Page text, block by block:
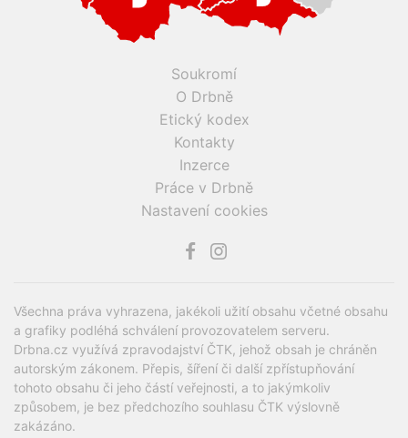
Soukromí
O Drbně
Etický kodex
Kontakty
Inzerce
Práce v Drbně
Nastavení cookies
Všechna práva vyhrazena, jakékoli užití obsahu včetné obsahu
a grafiky podléhá schválení provozovatelem serveru.
Drbna.cz využívá zpravodajství ČTK, jehož obsah je chráněn
autorským zákonem. Přepis, šíření či další zpřístupňování
tohoto obsahu či jeho částí veřejnosti, a to jakýmkoliv
způsobem, je bez předchozího souhlasu ČTK výslovně
zakázáno.